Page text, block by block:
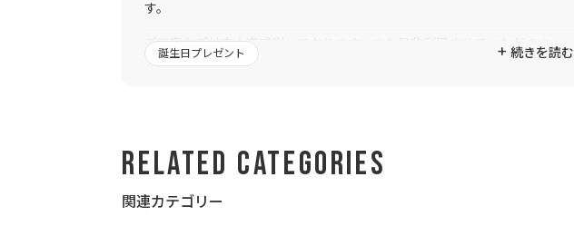
す。
ご丁寧なご対応大変感謝しております。また是非利用させていただきま
す。
続きを読む
誕生日プレゼント
Related Categories
関連カテゴリー